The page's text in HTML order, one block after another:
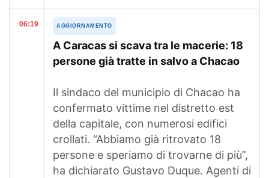
06:19 AGGIORNAMENTO
A Caracas si scava tra le macerie: 18
persone già tratte in salvo a Chacao
Il sindaco del municipio di Chacao ha
confermato vittime nel distretto est
della capitale, con numerosi edifici
crollati. “Abbiamo già ritrovato 18
persone e speriamo di trovarne di più”,
ha dichiarato Gustavo Duque. Agenti di